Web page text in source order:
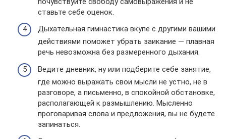
ставьте себе оценок.
Дыхательная гимнастика вкупе с другими вашими
действиями поможет убрать заикание — плавная
речь невозможна без размеренного дыхания.
Ведите дневник, ну или подберите себе занятие,
где можно выражать свои мысли не устно, не в
разговоре, а письменно, в спокойной обстановке,
располагающей к размышлению. Мысленно
проговаривая слова и предложения, вы не будете
запинаться.